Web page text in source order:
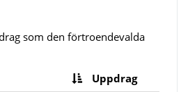
som den förtroendevalda
Uppdrag